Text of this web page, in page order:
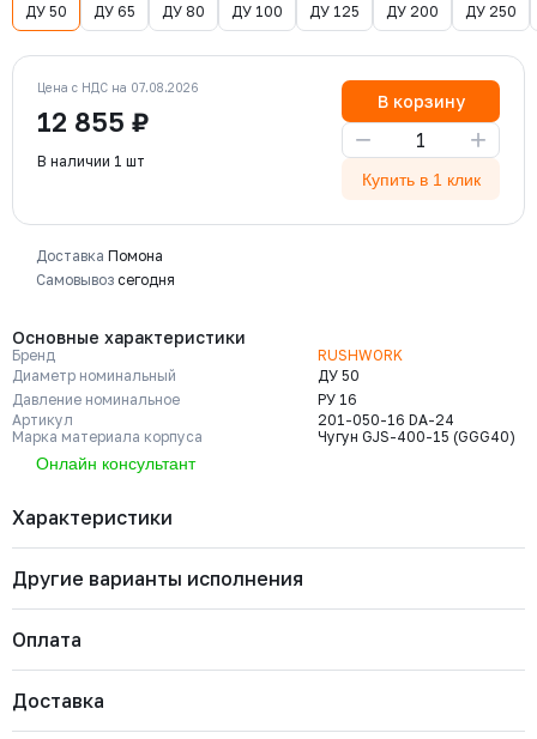
ДУ 50 ДУ 65 ДУ 80 ДУ 100 ДУ 125 ДУ 200 ДУ 250
Основные характеристики
Бренд
RUSHWORK
Диаметр номинальный
ДУ 50
Давление номинальное
РУ 16
Артикул
201-050-16 DA-24
Марка материала корпуса
Чугун GJS-400-15 (GGG40)
Онлайн консультант
Цена с НДС на 07.08.2026
12 855 ₽
В наличии 1 шт
В корзину
− +
Купить в 1 клик
Доставка Помона
Самовывоз сегодня
Характеристики
Бренд
Диаметр номинальный
ДУ 50
Артикул
запирающего элемента
Страна
Холодное водоснабжение (ХВС); Охлаждение и
Другие варианты исполнения
Давление номинальное
Оплата
Важно: Отгрузка товара производится после 100%
Доставка